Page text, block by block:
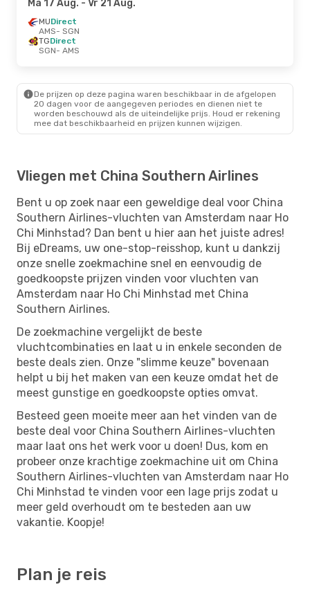
Ma 17 Aug. - Vr 21 Aug.
MUDirect
AMS- SGN
TGDirect
SGN- AMS
De prijzen op deze pagina waren beschikbaar in de afgelopen
20 dagen voor de aangegeven periodes en dienen niet te
worden beschouwd als de uiteindelijke prijs. Houd er rekening
mee dat beschikbaarheid en prijzen kunnen wijzigen.
Vliegen met China Southern Airlines
Bent u op zoek naar een geweldige deal voor China
Southern Airlines-vluchten van Amsterdam naar Ho
Chi Minhstad? Dan bent u hier aan het juiste adres!
Bij eDreams, uw one-stop-reisshop, kunt u dankzij
onze snelle zoekmachine snel en eenvoudig de
goedkoopste prijzen vinden voor vluchten van
Amsterdam naar Ho Chi Minhstad met China
Southern Airlines.
De zoekmachine vergelijkt de beste
vluchtcombinaties en laat u in enkele seconden de
beste deals zien. Onze "slimme keuze" bovenaan
helpt u bij het maken van een keuze omdat het de
meest gunstige en goedkoopste opties omvat.
Besteed geen moeite meer aan het vinden van de
beste deal voor China Southern Airlines-vluchten
maar laat ons het werk voor u doen! Dus, kom en
probeer onze krachtige zoekmachine uit om China
Southern Airlines-vluchten van Amsterdam naar Ho
Chi Minhstad te vinden voor een lage prijs zodat u
meer geld overhoudt om te besteden aan uw
vakantie. Koopje!
Plan je reis